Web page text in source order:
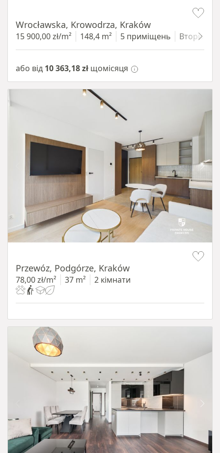
Wrocławska, Krowodrza, Kraków
15 900,00 zł/m² 148,4 m² 5 приміщень
або від 10 363,18 zł щомісяця
Przewóz, Podgórze, Kraków
78,00 zł/m² 37 m² 2 кімнати